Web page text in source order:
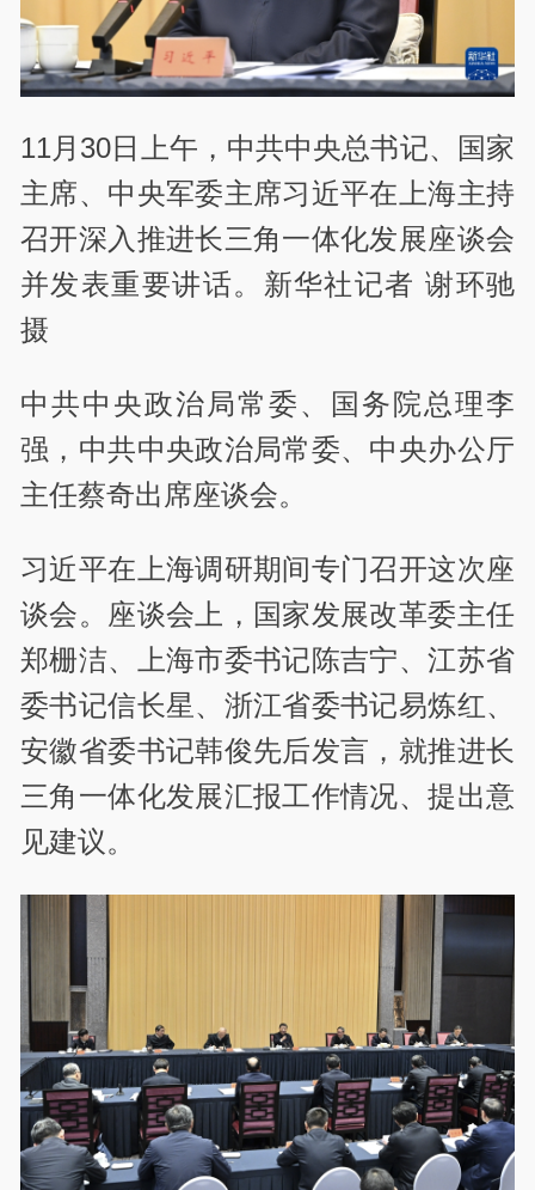
11月30日上午，中共中央总书记、国家
主席、中央军委主席习近平在上海主持
召开深入推进长三角一体化发展座谈会
并发表重要讲话。新华社记者 谢环驰
摄
中共中央政治局常委、国务院总理李
强，中共中央政治局常委、中央办公厅
主任蔡奇出席座谈会。
习近平在上海调研期间专门召开这次座
谈会。座谈会上，国家发展改革委主任
郑栅洁、上海市委书记陈吉宁、江苏省
委书记信长星、浙江省委书记易炼红、
安徽省委书记韩俊先后发言，就推进长
三角一体化发展汇报工作情况、提出意
见建议。